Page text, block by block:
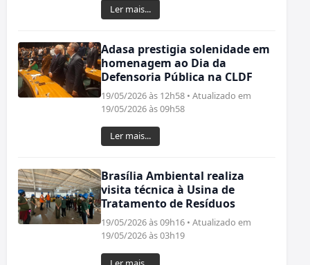
Ler mais...
Adasa prestigia solenidade em
homenagem ao Dia da
Defensoria Pública na CLDF
19/05/2026 às 12h58 • Atualizado em
19/05/2026 às 09h58
Ler mais...
Brasília Ambiental realiza
visita técnica à Usina de
Tratamento de Resíduos
19/05/2026 às 09h16 • Atualizado em
19/05/2026 às 03h19